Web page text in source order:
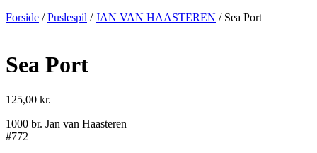
Forside /Puslespil /JAN VAN HAASTEREN / Sea Port
Sea Port
125,00 kr.
1000 br. Jan van Haasteren
#772